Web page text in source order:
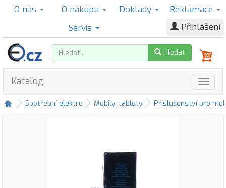
O nás O nákupu Doklady
Reklamace
Servis
Přihlášení
Hledat
Katalog
Spotřební elektro Mobily, tablety Příslušenství pro